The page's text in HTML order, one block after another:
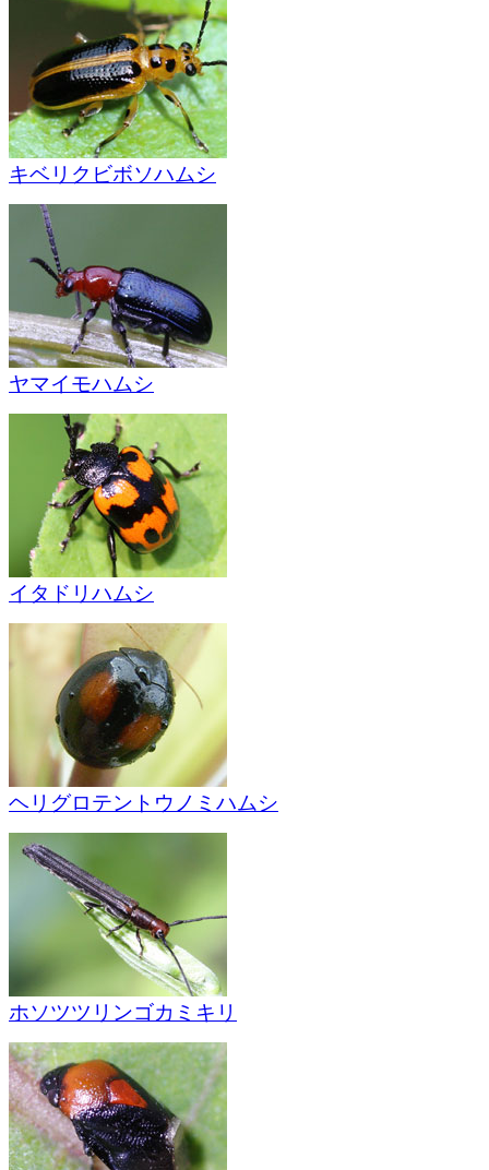
キベリクビボソハムシ
ヤマイモハムシ
イタドリハムシ
ヘリグロテントウノミハムシ
ホソツツリンゴカミキリ